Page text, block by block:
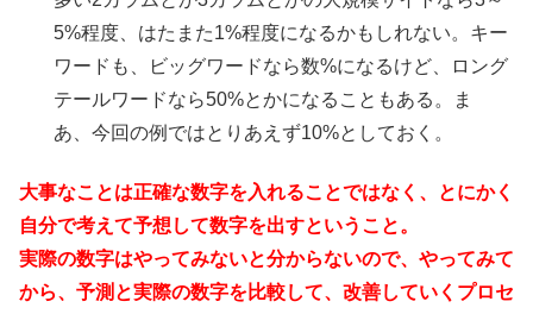
5%程度、はたまた1%程度になるかもしれない。キー
ワードも、ビッグワードなら数%になるけど、ロング
テールワードなら50%とかになることもある。ま
あ、今回の例ではとりあえず10%としておく。
大事なことは正確な数字を入れることではなく、とにかく
自分で考えて予想して数字を出すということ。
実際の数字はやってみないと分からないので、やってみて
から、予測と実際の数字を比較して、改善していくプロセ